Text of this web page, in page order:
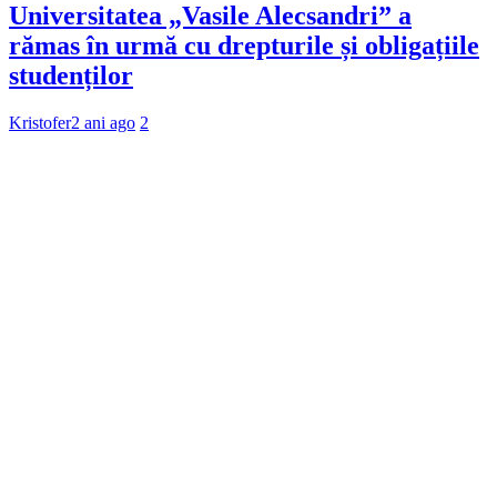
Universitatea „Vasile Alecsandri” a
rămas în urmă cu drepturile și obligațiile
studenților
Kristofer2 ani ago 2